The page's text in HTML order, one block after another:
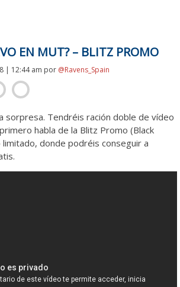
EN MUT? – BLITZ PROMO
| 12:44 am por @Ravens_Spain
sorpresa. Tendréis ración doble de vídeo
habla de la Blitz Promo (Black
donde podréis conseguir a